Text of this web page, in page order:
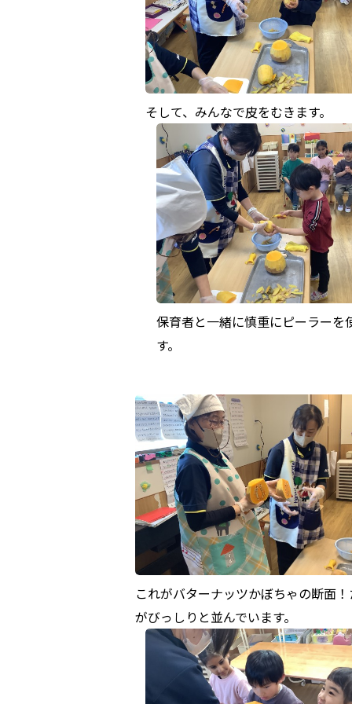
そして、みんなで皮をむきます。
保育者と一緒に慎重にピーラーを
す。
これがバターナッツかぼちゃの断面
がびっしりと並んでいます。